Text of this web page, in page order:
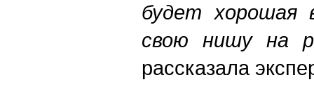
будет хорошая
свою
нишу на
рассказала